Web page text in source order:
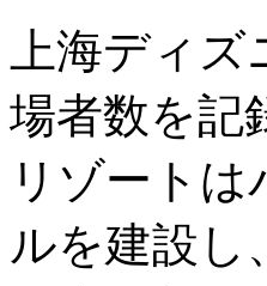
上海ディ
場者数を記
リゾート
ルを建設し